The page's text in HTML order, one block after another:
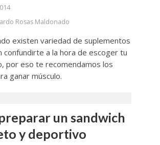
Rosas Maldonado
existen variedad de suplementos
confundirte a la hora de escoger tu
por eso te recomendamos los
ganar músculo.
un sandwich
y deportivo